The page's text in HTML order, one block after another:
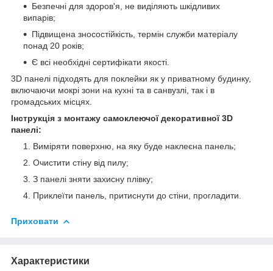
Безпечні для здоров'я, не виділяють шкідливих
випарів;
Підвищена зносостійкість, термін служби матеріалу
понад 20 років;
Є всі необхідні сертифікати якості.
3D панелі підходять для поклейки як у приватному будинку,
включаючи мокрі зони на кухні та в санвузлі, так і в
громадських місцях.
Інструкція з монтажу самоклеючої декоративної 3D
панелі:
Виміряти поверхню, на яку буде наклеєна панель;
Очистити стіну від пилу;
З панелі зняти захисну плівку;
Приклеїти панель, притиснути до стіни, прогладити.
Приховати
Характеристики